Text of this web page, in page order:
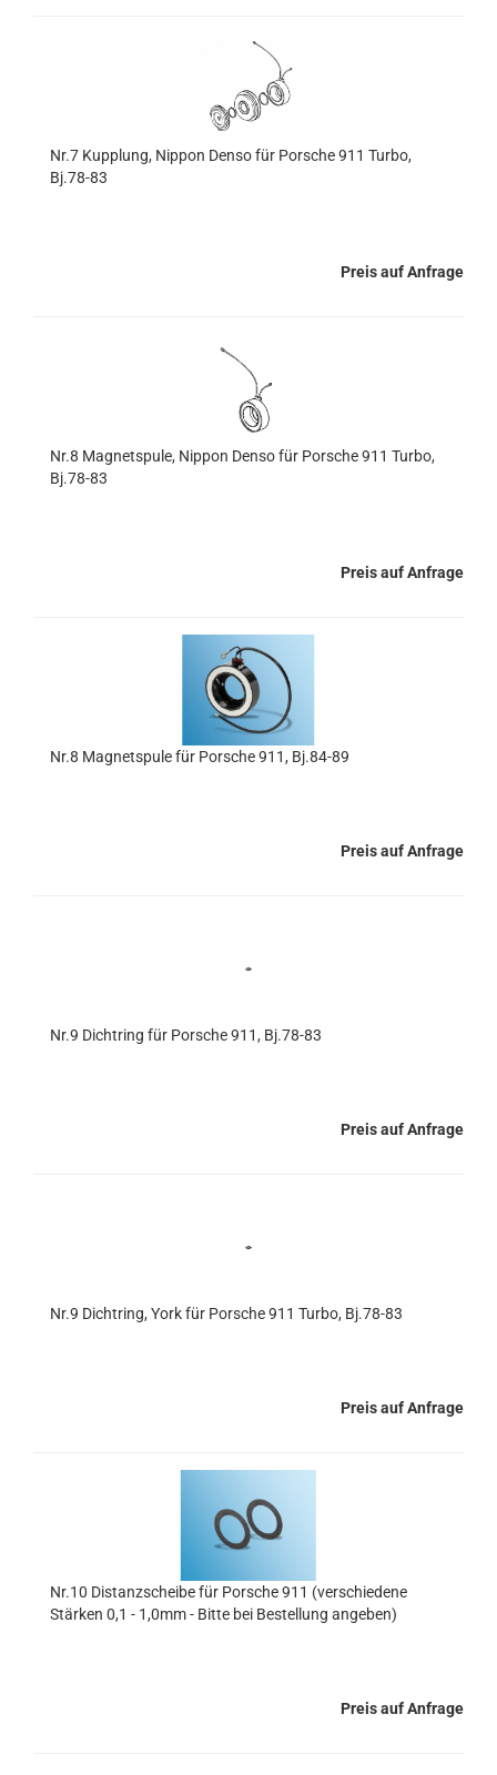
Nr.7 Kupplung, Nippon Denso für Porsche 911 Turbo,
Bj.78-83
Preis auf Anfrage
Nr.8 Magnetspule, Nippon Denso für Porsche 911 Turbo,
Bj.78-83
Preis auf Anfrage
Nr.8 Magnetspule für Porsche 911, Bj.84-89
Preis auf Anfrage
Nr.9 Dichtring für Porsche 911, Bj.78-83
Preis auf Anfrage
Nr.9 Dichtring, York für Porsche 911 Turbo, Bj.78-83
Preis auf Anfrage
Nr.10 Distanzscheibe für Porsche 911 (verschiedene
Stärken 0,1 - 1,0mm - Bitte bei Bestellung angeben)
Preis auf Anfrage